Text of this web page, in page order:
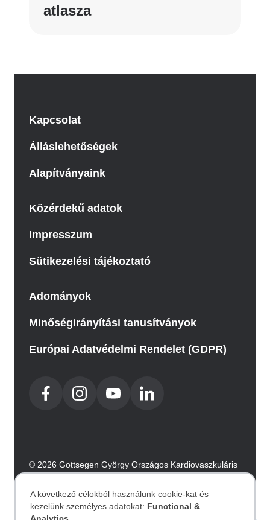
atlasza
Kapcsolat
Álláslehetőségek
Alapítványaink
Közérdekű adatok
Impresszum
Sütikezelési tájékoztató
Adományok
Minőségirányítási tanusítványok
Európai Adatvédelmi Rendelet (GDPR)
© 2026 Gottsegen György Országos Kardiovaszkuláris
Intézet. Minden jog fenntartva.
A következő célokból használunk cookie-kat és
kezelünk személyes adatokat: Functional &